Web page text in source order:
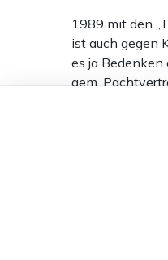
1989 mit den
ist auch gegen
es ja
gem.